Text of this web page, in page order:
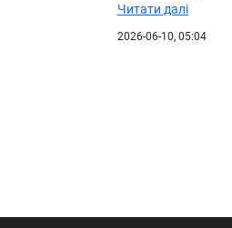
Читати далі
2026-06-10, 05:04